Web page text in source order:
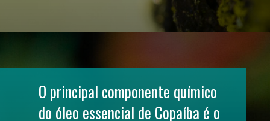
O principal componente químico